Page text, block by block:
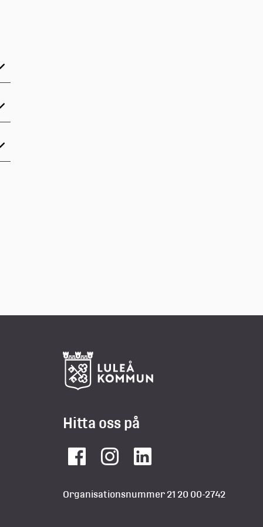
Hitta oss på
FacebookInstagramLinkedIn
Organisationsnummer 21 20 00-2742